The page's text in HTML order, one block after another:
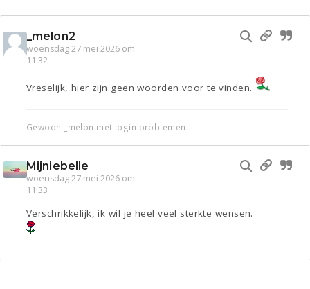
_melon2
woensdag 27 mei 2026 om
11:32
Vreselijk, hier zijn geen woorden voor te vinden.
Gewoon _melon met login problemen
Mijniebelle
woensdag 27 mei 2026 om
11:33
Verschrikkelijk, ik wil je heel veel sterkte wensen.